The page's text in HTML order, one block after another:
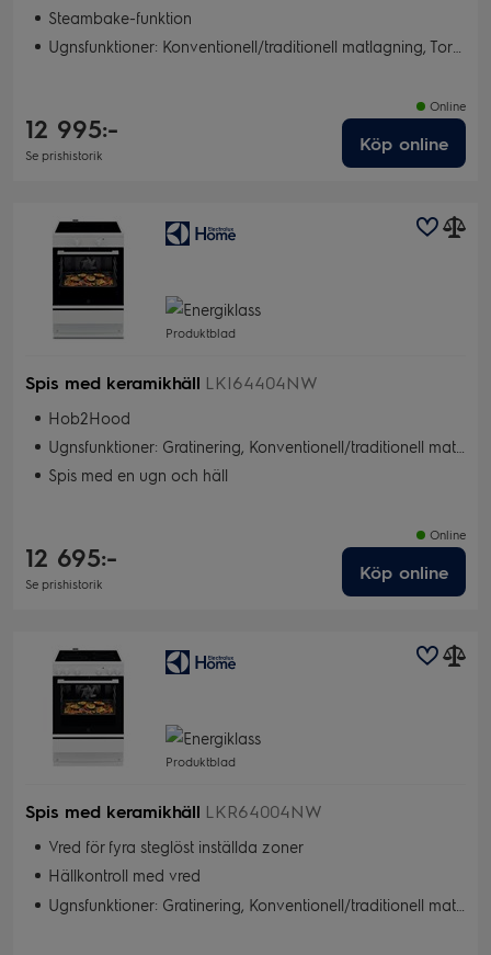
Steambake-funktion
Ugnsfunktioner: Konventionell/traditionell matlagning, Torkning, Snabbgrill, Bakning med fukt, Pizzaläge, Varmluft, SteamBake, Snabbgrill
12 995:-
Se prishistorik
Online
Köp online
Produktblad
Spis med keramikhäll LKI64404NW
Hob2Hood
Ugnsfunktioner: Gratinering, Konventionell/traditionell matlagning, Torkning, Snabbgrill, Bakning med fukt, Pizza/Paj, Varmluft, Snabbgrill
Spis med en ugn och häll
12 695:-
Se prishistorik
Online
Köp online
Produktblad
Spis med keramikhäll LKR64004NW
Vred för fyra steglöst inställda zoner
Hällkontroll med vred
Ugnsfunktioner: Gratinering, Konventionell/traditionell matlagning, Torkning, Snabbgrill, Bakning med fukt, Pizza/Paj, Varmluft, Snabbgrill